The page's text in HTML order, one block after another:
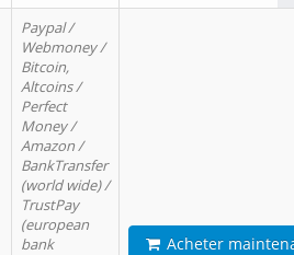
Paypal /
Webmoney /
Bitcoin,
Altcoins /
Perfect
Money /
Amazon /
BankTransfer
(world wide) /
TrustPay
(european
bank
Acheter